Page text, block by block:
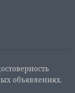
объявлениях.